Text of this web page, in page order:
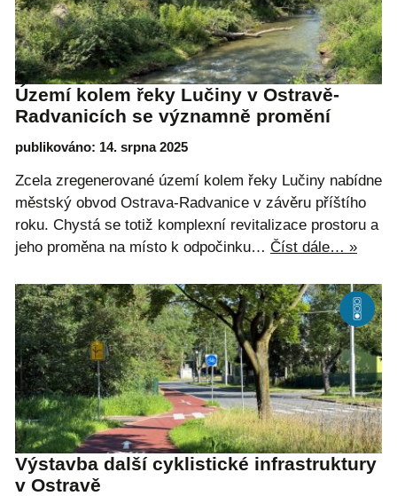
Území kolem řeky Lučiny v Ostravě-
Radvanicích se významně promění
publikováno: 14. srpna 2025
Zcela zregenerované území kolem řeky Lučiny nabídne
městský obvod Ostrava-Radvanice v závěru příštího
roku. Chystá se totiž komplexní revitalizace prostoru a
jeho proměna na místo k odpočinku… Číst dále… »
Výstavba další cyklistické infrastruktury
v Ostravě